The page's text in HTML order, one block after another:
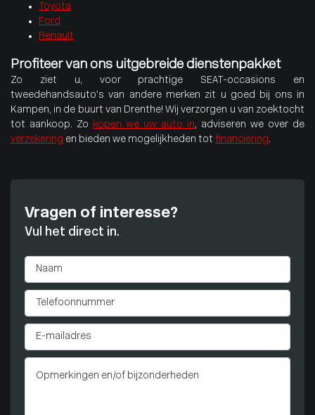
Toyota
Ford
Renault
Profiteer van ons uitgebreide dienstenpakket
Zo ziet u, voor prachtige SEAT-occasions en
tweedehandsauto’s van andere merken zit u goed bij ons in
Kampen, in de buurt van Drenthe! Wij verzorgen u van zoektocht
tot aankoop. Zo kopen we uw auto in, adviseren we over de
verzekering en bieden we mogelijkheden tot financiering.
Vragen of interesse?
Vul het direct in.